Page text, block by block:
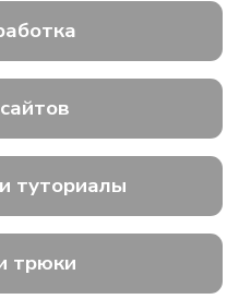
туториалы
трюки